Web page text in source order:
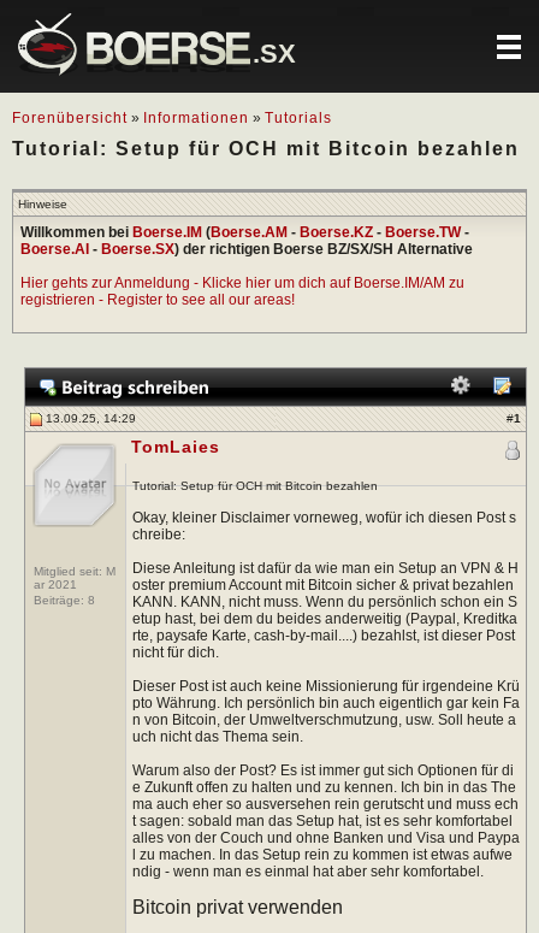
.SX
Forenübersicht » Informationen » Tutorials
Tutorial: Setup für OCH mit Bitcoin bezahlen
Hinweise
Willkommen bei Boerse.IM (Boerse.AM - Boerse.KZ - Boerse.TW-
Boerse.AI - Boerse.SX) der richtigen Boerse BZ/SX/SH Alternative
Hier gehts zur Anmeldung - Klicke hier um dich auf Boerse.IM/AM zu
registrieren - Register to see all our areas!
13.09.25, 14:29 #1
Mitglied seit: M
ar 2021
Beiträge: 8
TomLaies
Tutorial: Setup für OCH mit Bitcoin bezahlen
Okay, kleiner Disclaimer vorneweg, wofür ich diesen Post s
chreibe:
Diese Anleitung ist dafür da wie man ein Setup an VPN & H
oster premium Account mit Bitcoin sicher & privat bezahlen
KANN. KANN, nicht muss. Wenn du persönlich schon ein S
etup hast, bei dem du beides anderweitig (Paypal, Kreditka
rte, paysafe Karte, cash-by-mail....) bezahlst, ist dieser Post
nicht für dich.
Dieser Post ist auch keine Missionierung für irgendeine Krü
pto Währung. Ich persönlich bin auch eigentlich gar kein Fa
n von Bitcoin, der Umweltverschmutzung, usw. Soll heute a
uch nicht das Thema sein.
Warum also der Post? Es ist immer gut sich Optionen für di
e Zukunft offen zu halten und zu kennen. Ich bin in das The
ma auch eher so ausversehen rein gerutscht und muss ech
t sagen: sobald man das Setup hat, ist es sehr komfortabel
alles von der Couch und ohne Banken und Visa und Paypa
l zu machen. In das Setup rein zu kommen ist etwas aufwe
ndig - wenn man es einmal hat aber sehr komfortabel.
Bitcoin privat verwenden